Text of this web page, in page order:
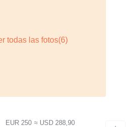
EUR 250 ≈ USD 288,90